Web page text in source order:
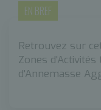
EN BREF
Retrouvez sur
Zones
d'Annemasse